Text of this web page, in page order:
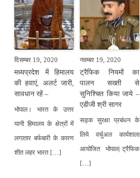
दिसम्बर 19, 2020
मध्यप्रदेश में हिमालय
की हवाएं, अलर्ट जारी,
सावधान रहें –
भोपाल। भारत के उत्तर
यानी हिमालय के क्षेत्रों में
लगातार बर्फबारी के कारण
शीत लहर भारत […]
नवम्बर 19, 2020
ट्रैफिक नियमों का
पालन सख्ती से
सुनिश्चित किया जाये –
एडीजी श्री सागर
सड़क सुरक्षा प्रबंधन के
लिये वर्चुअल कार्यशाला
आयोजित भोपाल| ट्रैफिक
[…]